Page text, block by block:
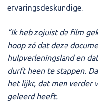
ervaringsdeskundige.
“Ik heb zojuist de film
hoop zó dat deze
hulpverleningsland en
durft heen te stappen.
het lijkt, dat men verder
geleerd heeft.